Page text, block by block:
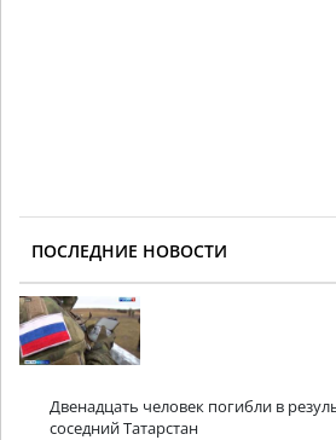
ПОСЛЕДНИЕ НОВОСТИ
Двенадцать человек погибли в
соседний Татарстан